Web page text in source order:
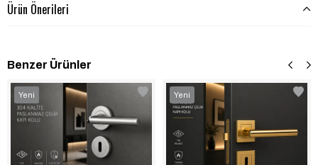
Ürün Önerileri
Benzer Ürünler
Yeni
Ürün
Yeni
Ürün